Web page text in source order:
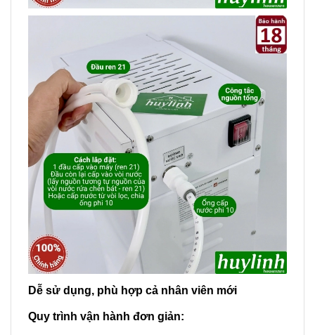
Dễ sử dụng, phù hợp cả nhân viên mới
Quy trình vận hành đơn giản: